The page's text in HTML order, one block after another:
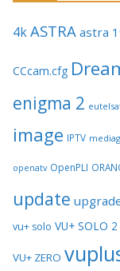
4kASTRA astra
CCcam.cfg
enigma 2
image IPTV
openatv OpenPLI
update
vu+ solo VU+ SOLO 2
VU+ ZERO